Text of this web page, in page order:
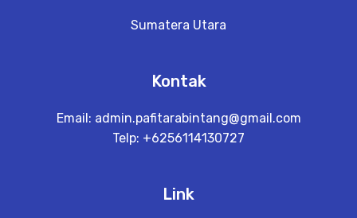
Sumatera Utara
Kontak
Email: admin.pafitarabintang@gmail.com
Telp: +6256114130727
Link